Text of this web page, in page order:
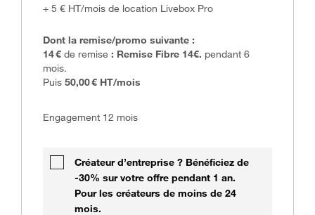
+ 5 € HT/mois de location Livebox Pro
Dont la remise/promo suivante :
14 € de remise : Remise Fibre 14€. pendant 6
mois.
Puis 50,00 € HT/mois
Engagement 12 mois
Créateur d’entreprise ? Bénéficiez de
-30% sur votre offre pendant 1 an.
Pour les créateurs de moins de 24
mois.